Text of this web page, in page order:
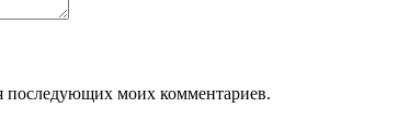
последующих моих комментариев.